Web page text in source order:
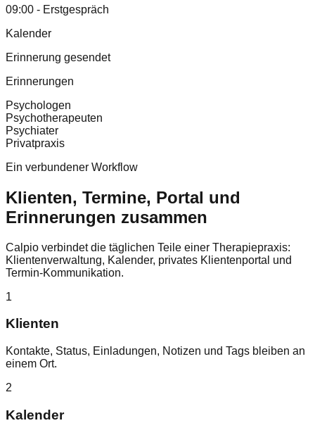
09:00 - Erstgespräch
Kalender
Erinnerung gesendet
Erinnerungen
Psychologen
Psychotherapeuten
Psychiater
Privatpraxis
Ein verbundener Workflow
Klienten, Termine, Portal und
Erinnerungen zusammen
Calpio verbindet die täglichen Teile einer Therapiepraxis:
Klientenverwaltung, Kalender, privates Klientenportal und
Termin-Kommunikation.
1
Klienten
Kontakte, Status, Einladungen, Notizen und Tags bleiben an
einem Ort.
2
Kalender